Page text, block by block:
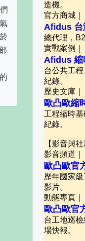
造機。
官方商城｜
Afidus 台
總代理，
實戰案例｜
Afidus 縮
台公共工
紀錄。
歷史文庫｜
歐凸歐縮
工程縮時
紀錄。
【影音與社
影音頻道｜
歐凸歐官
歷年國家
影片。
動態專頁｜
歐凸歐官
台工地巡
場快報。